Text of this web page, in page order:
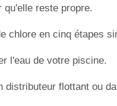
reste propre.
chlore en cinq étapes
l'eau de votre piscine.
distributeur flottant ou